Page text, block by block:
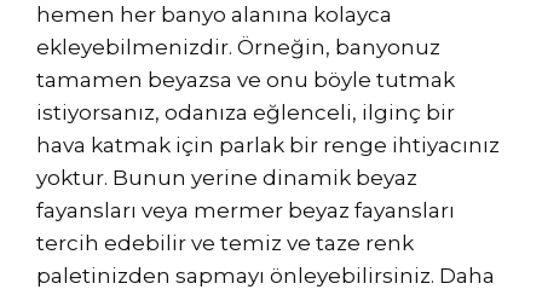
hemen her banyo alanına kolayca
ekleyebilmenizdir. Örneğin, banyonuz
tamamen beyazsa ve onu böyle tutmak
istiyorsanız, odanıza eğlenceli, ilginç bir
hava katmak için parlak bir renge ihtiyacınız
yoktur. Bunun yerine dinamik beyaz
fayansları veya mermer beyaz fayansları
tercih edebilir ve temiz ve taze renk
paletinizden sapmayı önleyebilirsiniz. Daha